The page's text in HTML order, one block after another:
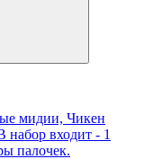
мидии, Чикен
входит - 1
палочек.